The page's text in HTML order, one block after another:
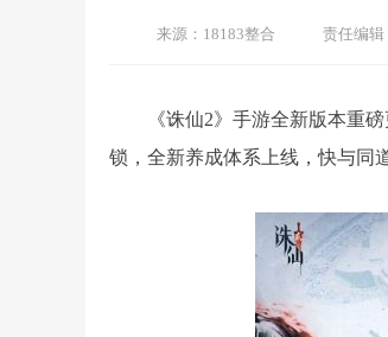
来源： 18183整合 责任编辑
《诛仙2》手游全新版本重
锁，全新养成体系上线，快与同